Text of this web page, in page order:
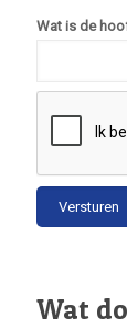
Wat is de
Wat